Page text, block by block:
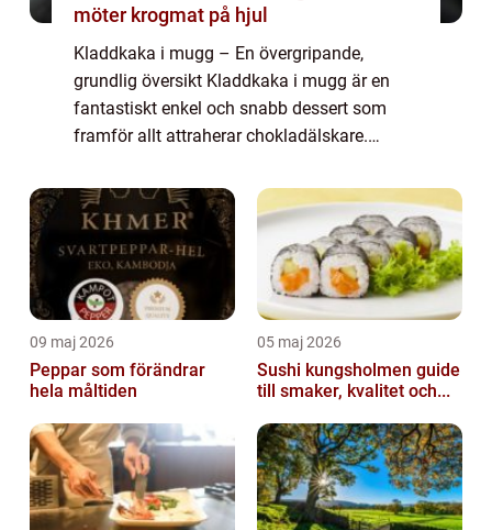
möter krogmat på hjul
Kladdkaka i mugg – En övergripande,
grundlig översikt Kladdkaka i mugg är en
fantastiskt enkel och snabb dessert som
framför allt attraherar chokladälskare.
många mat- och dryckesentusiaster och har
b...
09 maj 2026
Peppar som förändrar
hela måltiden
05 maj 2026
Sushi kungsholmen guide
till smaker, kvalitet och...